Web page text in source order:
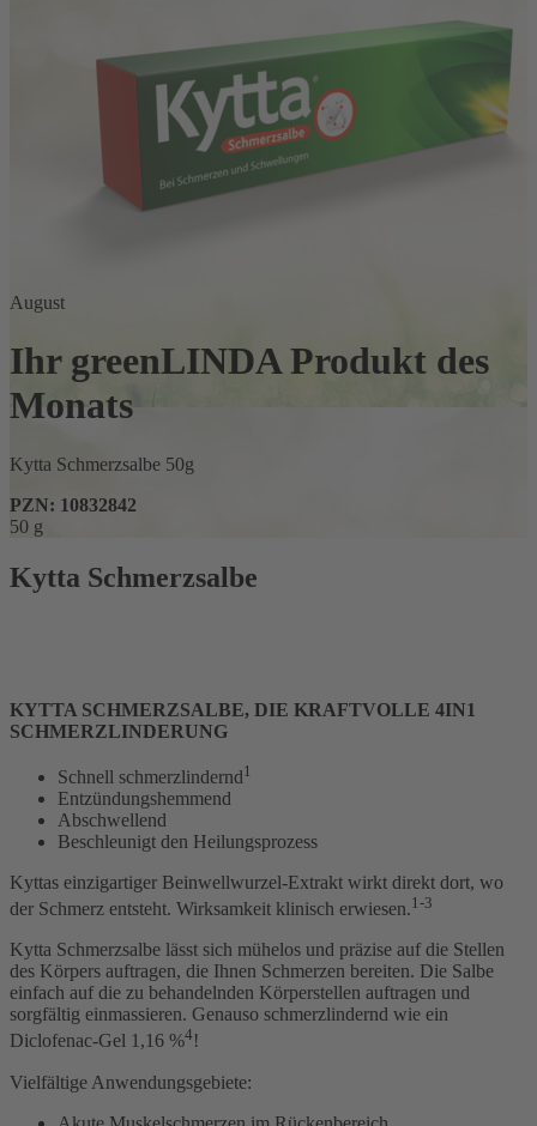
August
Ihr greenLINDA Produkt des
Monats
Kytta Schmerzsalbe 50g
PZN: 10832842
50 g
Kytta Schmerzsalbe
KYTTA SCHMERZSALBE, DIE KRAFTVOLLE 4IN1
SCHMERZLINDERUNG
Schnell schmerzlindernd1
Entzündungshemmend
Abschwellend
Beschleunigt den Heilungsprozess
Kyttas einzigartiger Beinwellwurzel-Extrakt wirkt direkt dort, wo
der Schmerz entsteht. Wirksamkeit klinisch erwiesen.1-3
Kytta Schmerzsalbe lässt sich mühelos und präzise auf die Stellen
des Körpers auftragen, die Ihnen Schmerzen bereiten. Die Salbe
einfach auf die zu behandelnden Körperstellen auftragen und
sorgfältig einmassieren. Genauso schmerzlindernd wie ein
Diclofenac-Gel 1,16 %4 !
Vielfältige Anwendungsgebiete: